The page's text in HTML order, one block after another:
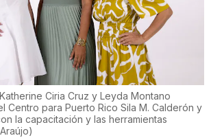
Ciria Cruz y Leyda Montano
Centro para Puerto Rico Sila M. Calderón y
la capacitación y las herramientas
)